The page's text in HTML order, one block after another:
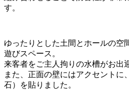
す。
ゆったりとした土間とホールの空
遊びスペース。
来客者をご主人拘りの水槽がお出
また、正面の壁にはアクセントに
石）を貼りました。